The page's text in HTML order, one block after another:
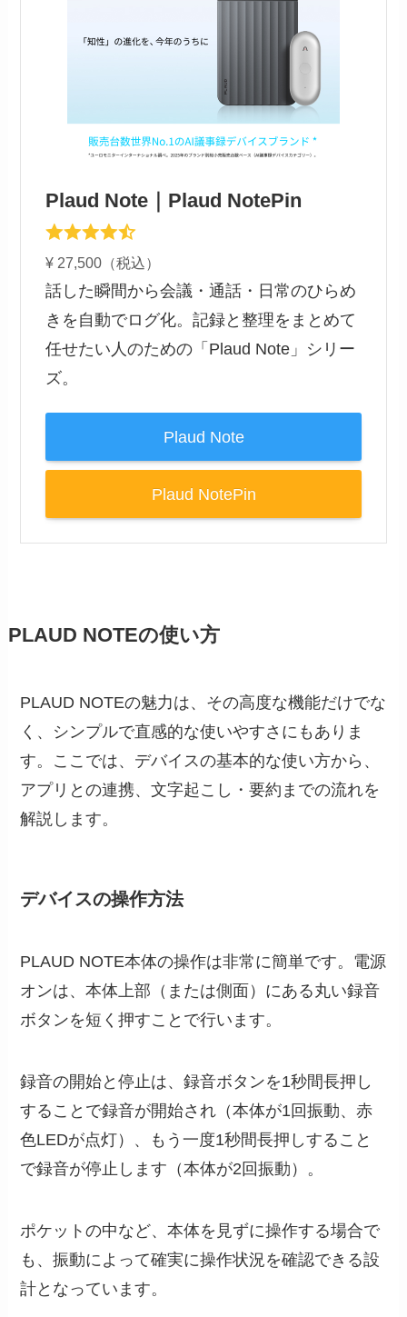
Plaud Note｜Plaud NotePin
¥ 27,500（税込）
話した瞬間から会議・通話・日常のひらめ
きを自動でログ化。記録と整理をまとめて
任せたい人のための「Plaud Note」シリー
ズ。
Plaud Note
Plaud NotePin
PLAUD NOTEの使い方
PLAUD NOTEの魅力は、その高度な機能だけでな
く、シンプルで直感的な使いやすさにもありま
す。ここでは、デバイスの基本的な使い方から、
アプリとの連携、文字起こし・要約までの流れを
解説します。
デバイスの操作方法
PLAUD NOTE本体の操作は非常に簡単です。電源
オンは、本体上部（または側面）にある丸い録音
ボタンを短く押すことで行います。
録音の開始と停止は、録音ボタンを1秒間長押し
することで録音が開始され（本体が1回振動、赤
色LEDが点灯）、もう一度1秒間長押しすること
で録音が停止します（本体が2回振動）。
ポケットの中など、本体を見ずに操作する場合で
も、振動によって確実に操作状況を確認できる設
計となっています。